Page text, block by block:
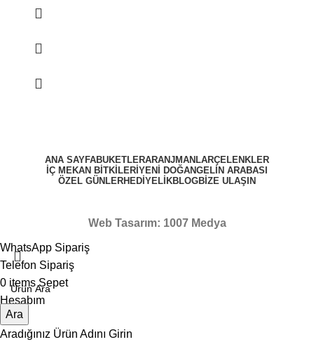
ANA SAYFABUKETLERARANJMANLARÇELENKLER
İÇ MEKAN BİTKİLERİ YENİ DOĞANGELİN ARABASI
ÖZEL GÜNLERHEDİYELİKBLOGBIZE ULAŞIN
Web Tasarım: 1007 Medya
Ara
Aradığınız Ürün Adını Girin
WhatsApp Sipariş
Telefon Sipariş
0 items Sepet
Hesabım